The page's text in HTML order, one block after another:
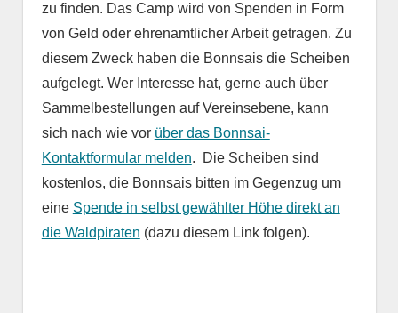
zu finden. Das Camp wird von Spenden in Form
von Geld oder ehrenamtlicher Arbeit getragen. Zu
diesem Zweck haben die Bonnsais die Scheiben
aufgelegt. Wer Interesse hat, gerne auch über
Sammelbestellungen auf Vereinsebene, kann
sich nach wie vor über das Bonnsai-
Kontaktformular melden. Die Scheiben sind
kostenlos, die Bonnsais bitten im Gegenzug um
eine Spende in selbst gewählter Höhe direkt an
die Waldpiraten (dazu diesem Link folgen).